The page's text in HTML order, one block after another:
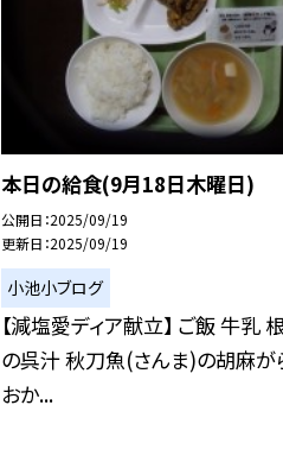
本日の給食(9月18日木曜日)
公開日 2025/09/19
更新日 2025/09/19
小池小ブログ
【減塩愛ディア献立】 ご飯 牛乳
の呉汁 秋刀魚(さんま)の胡麻が
おか...